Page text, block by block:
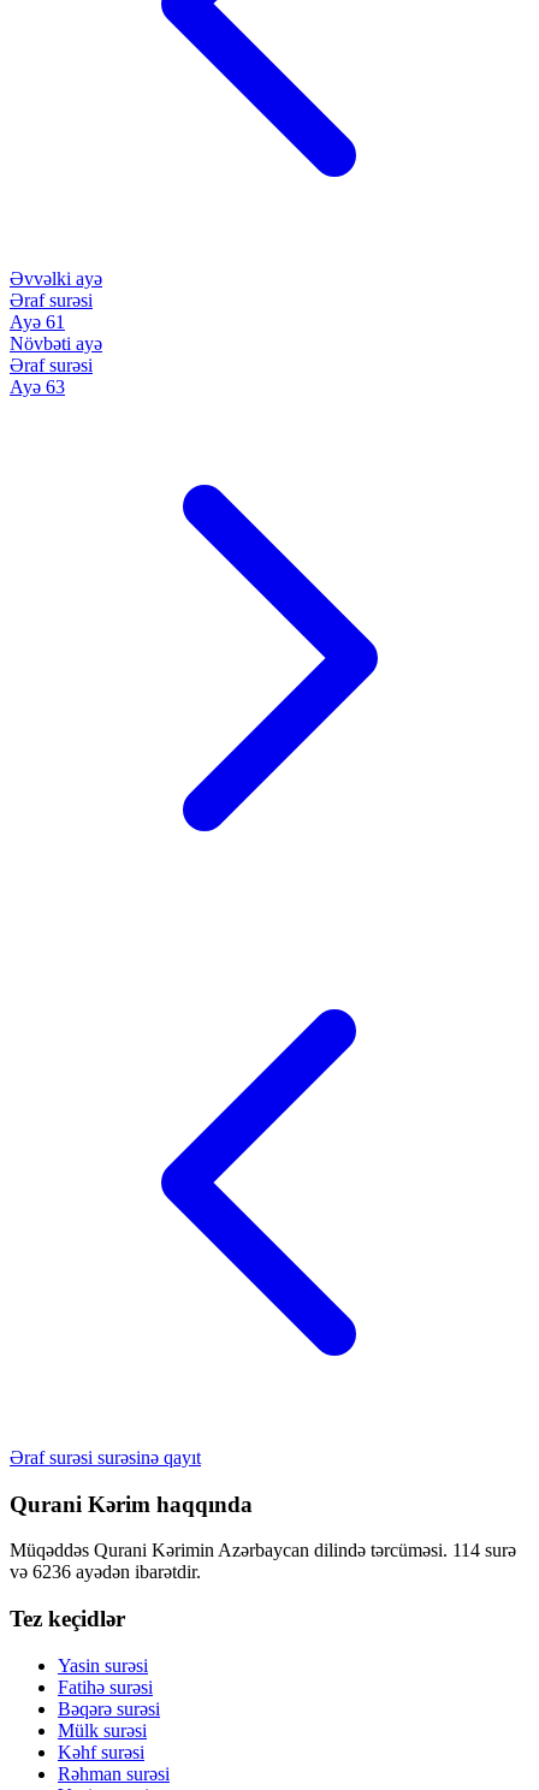
Əvvəlki ayə
Əraf surəsi
Ayə 61
Növbəti ayə
Əraf surəsi
Ayə 63
Əraf surəsi surəsinə qayıt
Qurani Kərim haqqında
Müqəddəs Qurani Kərimin Azərbaycan dilində tərcüməsi. 114 surə
və 6236 ayədən ibarətdir.
Tez keçidlər
Yasin surəsi
Fatihə surəsi
Bəqərə surəsi
Mülk surəsi
Kəhf surəsi
Rəhman surəsi